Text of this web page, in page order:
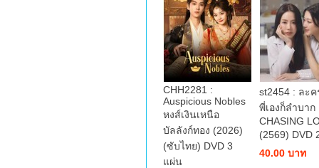
CHH2281 :
Auspicious Nobles
หงส์เงินเหนือ
บัลลังก์ทอง (2026)
(ซับไทย) DVD 3
แผ่น
st2454 : ละค
พี่เองก็ลำบาก
CHASING
(2569) DVD
40.00 บาท